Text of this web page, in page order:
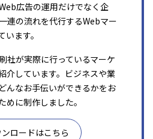
広告の運用だけでなく企
連の流れを代行するWebマー
ます。
社が実際に行っているマーケ
介しています。ビジネスや業
んなお手伝いができるかをお
めに制作しました。
ロードはこちら